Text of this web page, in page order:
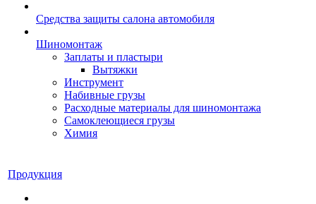
Средства защиты салона автомобиля
Шиномонтаж
Заплаты и пластыри
Вытяжки
Инструмент
Набивные грузы
Расходные материалы для шиномонтажа
Самоклеющиеся грузы
Химия
Продукция